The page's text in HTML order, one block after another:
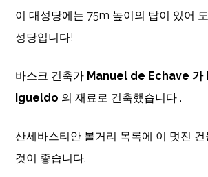
이 대성당에는 75m 높이의 탑이 있어
성당입니다!
바스크 건축가 Manuel de Echave 가
Igueldo 의 재료로 건축했습니다 .
산세바스티안 볼거리 목록에 이 멋진
것이 좋습니다.